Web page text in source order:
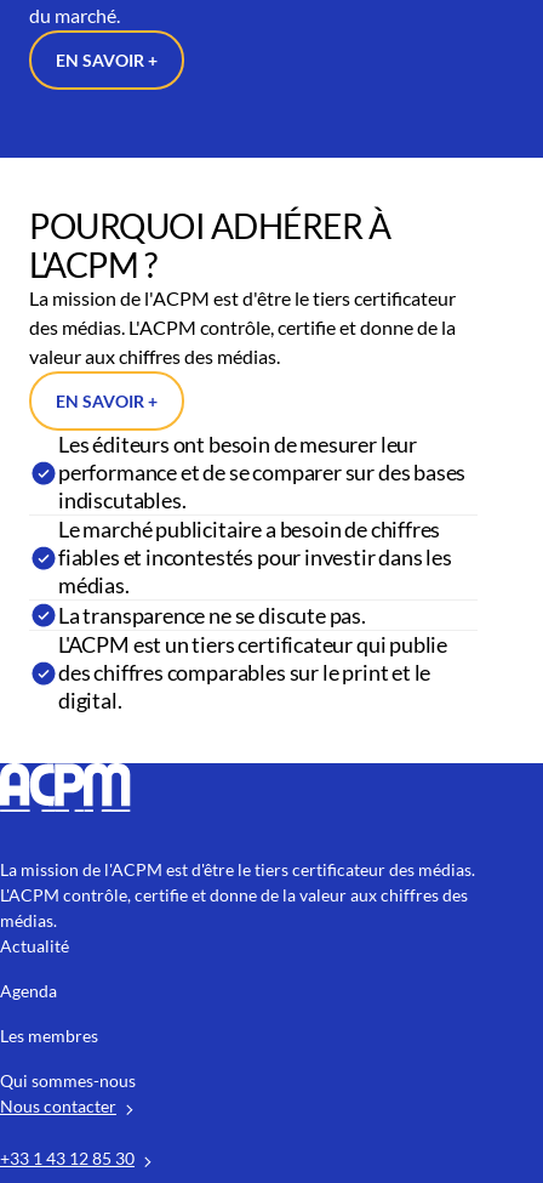
du marché.
EN SAVOIR +
POURQUOI ADHÉRER À
L'ACPM ?
La mission de l'ACPM est d'être le tiers certificateur
des médias. L'ACPM contrôle, certifie et donne de la
valeur aux chiffres des médias.
EN SAVOIR +
Les éditeurs ont besoin de mesurer leur
performance et de se comparer sur des bases
indiscutables.
Le marché publicitaire a besoin de chiffres
fiables et incontestés pour investir dans les
médias.
La transparence ne se discute pas.
L'ACPM est un tiers certificateur qui publie
des chiffres comparables sur le print et le
digital.
La mission de l'ACPM est d'être le tiers certificateur des médias.
L'ACPM contrôle, certifie et donne de la valeur aux chiffres des
médias.
Actualité
Agenda
Les membres
Qui sommes-nous
Nous contacter
+33 1 43 12 85 30